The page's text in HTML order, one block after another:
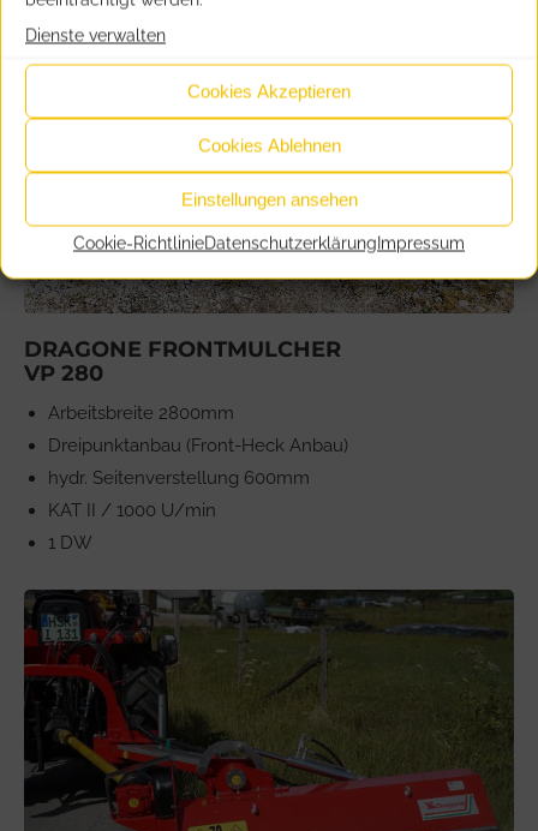
Dienste verwalten
Cookies Akzeptieren
Cookies Ablehnen
Einstellungen ansehen
Cookie-RichtlinieDatenschutzerklärungImpressum
DRAGONE FRONTMULCHER
VP 280
Arbeitsbreite 2800mm
Dreipunktanbau (Front-Heck Anbau)
hydr. Seitenverstellung 600mm
KAT II / 1000 U/min
1 DW